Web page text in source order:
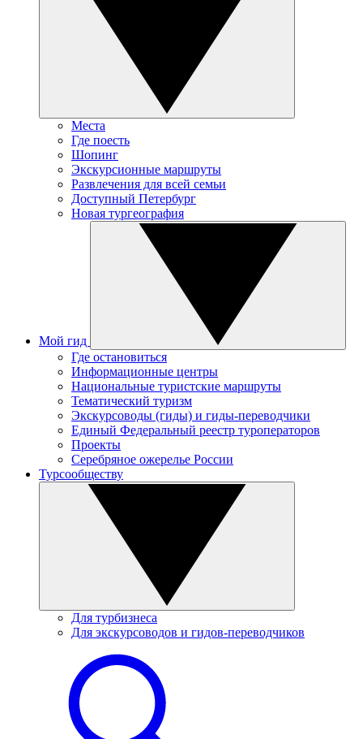
Места
Где поесть
Шопинг
Экскурсионные маршруты
Развлечения для всей семьи
Доступный Петербург
Новая тургеография
Мой гид
Где остановиться
Информационные центры
Национальные туристские маршруты
Тематический туризм
Экскурсоводы (гиды) и гиды-переводчики
Единый Федеральный реестр туроператоров
Проекты
Серебряное ожерелье России
Турсообществу
Для турбизнеса
Для экскурсоводов и гидов-переводчиков